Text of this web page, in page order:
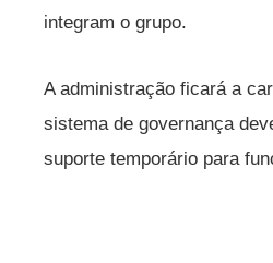
integram o grupo.
A administração ficará a
sistema de governança
suporte temporário para